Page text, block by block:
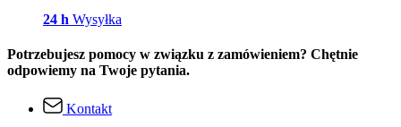
24 h Wysyłka
Potrzebujesz pomocy w związku z zamówieniem? Chętnie
odpowiemy na Twoje pytania.
Kontakt